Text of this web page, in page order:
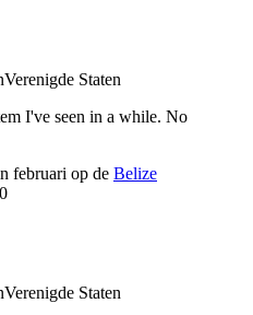
Verenigde Staten
I've seen in a while. No
februari op de Belize
Verenigde Staten